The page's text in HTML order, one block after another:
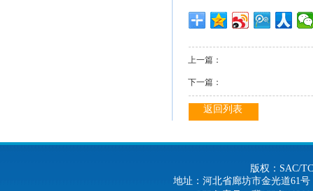
上一篇：
下一篇：
返回列表
版权：SAC/
地址：河北省廊坊市金光道61号